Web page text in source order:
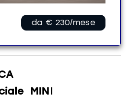
da € 230/mese
MINI